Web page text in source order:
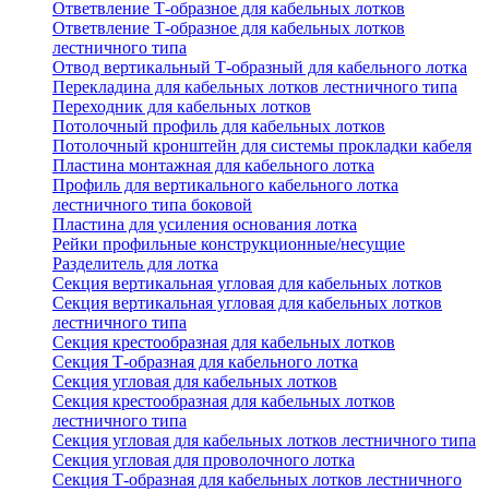
Ответвление Т-образное для кабельных лотков
Ответвление Т-образное для кабельных лотков
лестничного типа
Отвод вертикальный Т-образный для кабельного лотка
Перекладина для кабельных лотков лестничного типа
Переходник для кабельных лотков
Потолочный профиль для кабельных лотков
Потолочный кронштейн для системы прокладки кабеля
Пластина монтажная для кабельного лотка
Профиль для вертикального кабельного лотка
лестничного типа боковой
Пластина для усиления основания лотка
Рейки профильные конструкционные/несущие
Разделитель для лотка
Секция вертикальная угловая для кабельных лотков
Секция вертикальная угловая для кабельных лотков
лестничного типа
Секция крестообразная для кабельных лотков
Секция Т-образная для кабельного лотка
Секция угловая для кабельных лотков
Секция крестообразная для кабельных лотков
лестничного типа
Секция угловая для кабельных лотков лестничного типа
Секция угловая для проволочного лотка
Секция Т-образная для кабельных лотков лестничного